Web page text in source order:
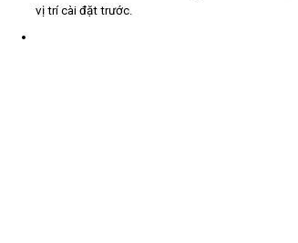
vị trí cài đặt trước.